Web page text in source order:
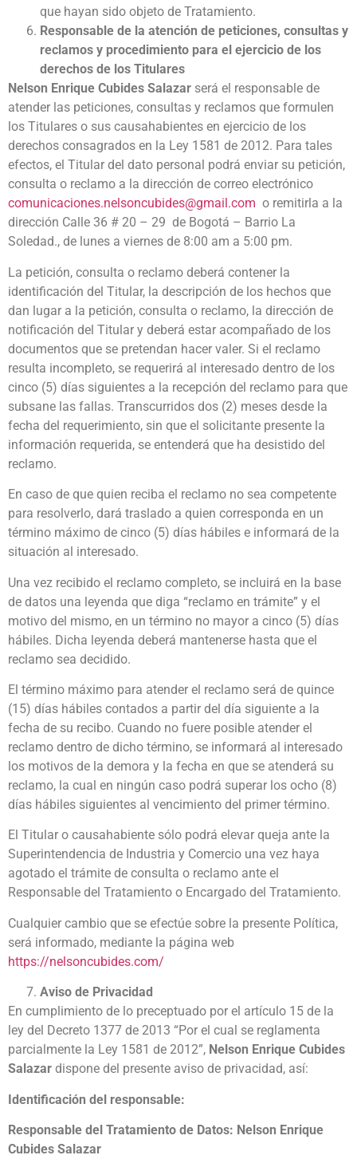
que hayan sido objeto de Tratamiento.
Responsable de la atención de peticiones, consultas y
reclamos y procedimiento para el ejercicio de los
derechos de los Titulares
Nelson Enrique Cubides Salazar será el responsable de
atender las peticiones, consultas y reclamos que formulen
los Titulares o sus causahabientes en ejercicio de los
derechos consagrados en la Ley 1581 de 2012. Para tales
efectos, el Titular del dato personal podrá enviar su petición,
consulta o reclamo a la dirección de correo electrónico
comunicaciones.nelsoncubides@gmail.com o remitirla a la
dirección Calle 36 # 20 – 29 de Bogotá – Barrio La
Soledad., de lunes a viernes de 8:00 am a 5:00 pm.
La petición, consulta o reclamo deberá contener la
identificación del Titular, la descripción de los hechos que
dan lugar a la petición, consulta o reclamo, la dirección de
notificación del Titular y deberá estar acompañado de los
documentos que se pretendan hacer valer. Si el reclamo
resulta incompleto, se requerirá al interesado dentro de los
cinco (5) días siguientes a la recepción del reclamo para que
subsane las fallas. Transcurridos dos (2) meses desde la
fecha del requerimiento, sin que el solicitante presente la
información requerida, se entenderá que ha desistido del
reclamo.
En caso de que quien reciba el reclamo no sea competente
para resolverlo, dará traslado a quien corresponda en un
término máximo de cinco (5) días hábiles e informará de la
situación al interesado.
Una vez recibido el reclamo completo, se incluirá en la base
de datos una leyenda que diga “reclamo en trámite” y el
motivo del mismo, en un término no mayor a cinco (5) días
hábiles. Dicha leyenda deberá mantenerse hasta que el
reclamo sea decidido.
El término máximo para atender el reclamo será de quince
(15) días hábiles contados a partir del día siguiente a la
fecha de su recibo. Cuando no fuere posible atender el
reclamo dentro de dicho término, se informará al interesado
los motivos de la demora y la fecha en que se atenderá su
reclamo, la cual en ningún caso podrá superar los ocho (8)
días hábiles siguientes al vencimiento del primer término.
El Titular o causahabiente sólo podrá elevar queja ante la
Superintendencia de Industria y Comercio una vez haya
agotado el trámite de consulta o reclamo ante el
Responsable del Tratamiento o Encargado del Tratamiento.
Cualquier cambio que se efectúe sobre la presente Política,
será informado, mediante la página web
https://nelsoncubides.com/
Aviso de Privacidad
En cumplimiento de lo preceptuado por el artículo 15 de la
ley del Decreto 1377 de 2013 “Por el cual se reglamenta
parcialmente la Ley 1581 de 2012”, Nelson Enrique Cubides
Salazar dispone del presente aviso de privacidad, así:
Identificación del responsable:
Responsable del Tratamiento de Datos: Nelson Enrique
Cubides Salazar